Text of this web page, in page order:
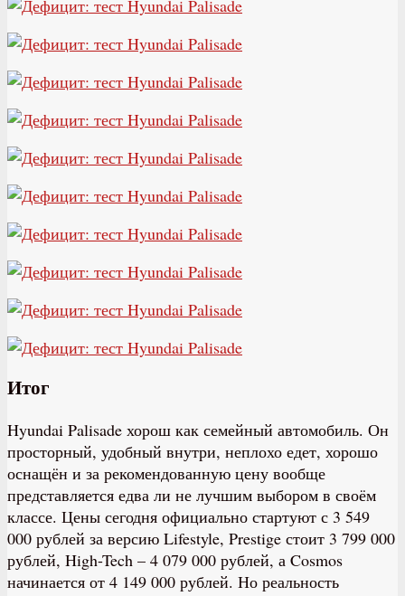
Итог
Hyundai Palisade хорош как семейный автомобиль. Он
просторный, удобный внутри, неплохо едет, хорошо
оснащён и за рекомендованную цену вообще
представляется едва ли не лучшим выбором в своём
классе. Цены сегодня официально стартуют с 3 549
000 рублей за версию Lifestyle, Prestige стоит 3 799 000
рублей, High-Tech – 4 079 000 рублей, а Cosmos
начинается от 4 149 000 рублей. Но реальность